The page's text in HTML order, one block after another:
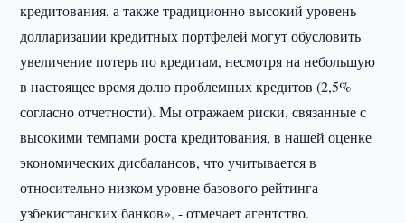
кредитования, а также традиционно высокий уровень
долларизации кредитных портфелей могут обусловить
увеличение потерь по кредитам, несмотря на небольшую
в настоящее время долю проблемных кредитов (2,5%
согласно отчетности). Мы отражаем риски, связанные с
высокими темпами роста кредитования, в нашей оценке
экономических дисбалансов, что учитывается в
относительно низком уровне базового рейтинга
узбекистанских банков», - отмечает агентство.